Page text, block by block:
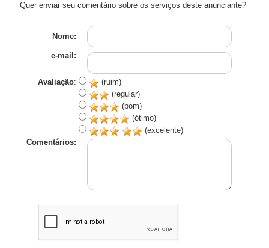
Quer enviar seu comentário sobre os serviços deste anunciante?
Nome:
e-mail:
Avaliação:
(ruim)
(regular)
(bom)
(ótimo)
(excelente)
Comentários: